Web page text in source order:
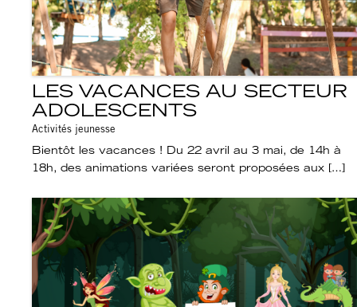
LES VACANCES AU SECTEUR
ADOLESCENTS
Activités jeunesse
Bientôt les vacances ! Du 22 avril au 3 mai, de 14h à
18h, des animations variées seront proposées aux […]